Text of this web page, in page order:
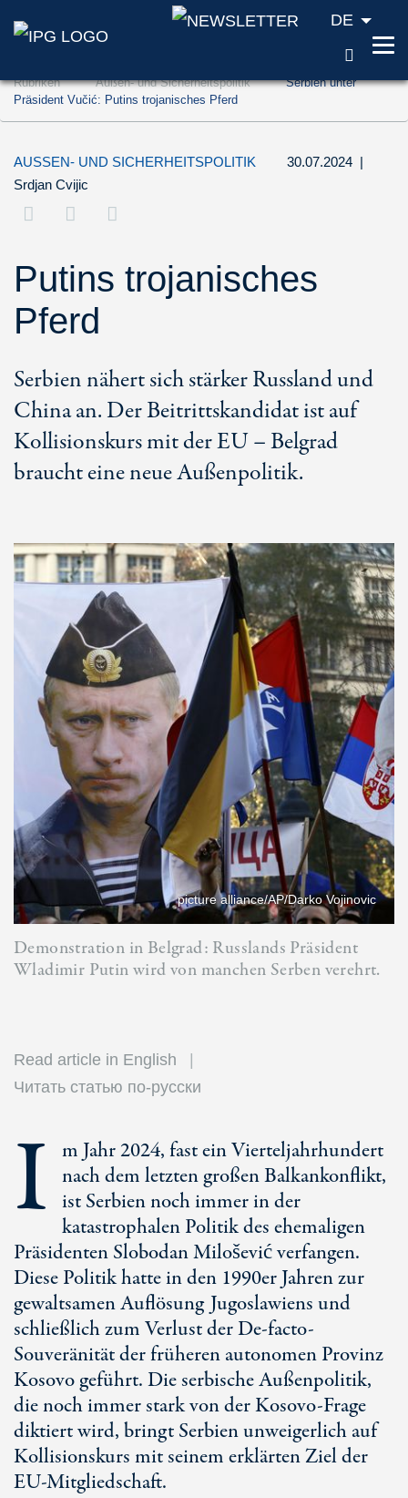
Zum Inhalt springen (Accesskey '1')
Zur Suche springen (Accesskey '2')
DE
Rubriken Außen- und Sicherheitspolitik
Serbien unter
Präsident Vučić: Putins trojanisches Pferd
AUSSEN- UND SICHERHEITSPOLITIK 30.07.2024 |
Srdjan Cvijic
Putins trojanisches
Pferd
Serbien nähert sich stärker Russland und
China an. Der Beitrittskandidat ist auf
Kollisionskurs mit der EU – Belgrad
braucht eine neue Außenpolitik.
picture alliance/AP/Darko Vojinovic
Demonstration in Belgrad: Russlands Präsident
Wladimir Putin wird von manchen Serben verehrt.
Read article in English
Читать статью по-русски
I m Jahr 2024, fast ein Vierteljahrhundert
nach dem letzten großen Balkankonflikt,
ist Serbien noch immer in der
katastrophalen Politik des ehemaligen
Präsidenten Slobodan Milošević verfangen.
Diese Politik hatte in den 1990er Jahren zur
gewaltsamen Auflösung Jugoslawiens und
schließlich zum Verlust derDe-facto-
Souveränität der früheren autonomen Provinz
Kosovo geführt. Die serbische Außenpolitik,
die noch immer stark von der Kosovo-Frage
diktiert wird, bringt Serbien unweigerlich auf
Kollisionskurs mit seinem erklärten Ziel der
EU-Mitgliedschaft.